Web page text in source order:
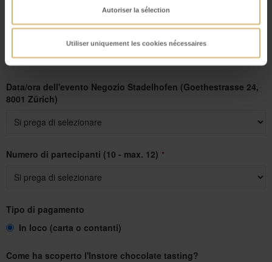
Autoriser la sélection
Utiliser uniquement les cookies nécessaires
Cioccolateria desiderata *
Data/ora dell'evento Negozio Stadelhofen (Goethestrasse 24,
8001 Zürich)
Email
Numero di partecipanti (10 - max. 12) *
Tipo di pagamento
In loco (carta o contanti)
Come ha scoperto l'Instore chocolate tasting?